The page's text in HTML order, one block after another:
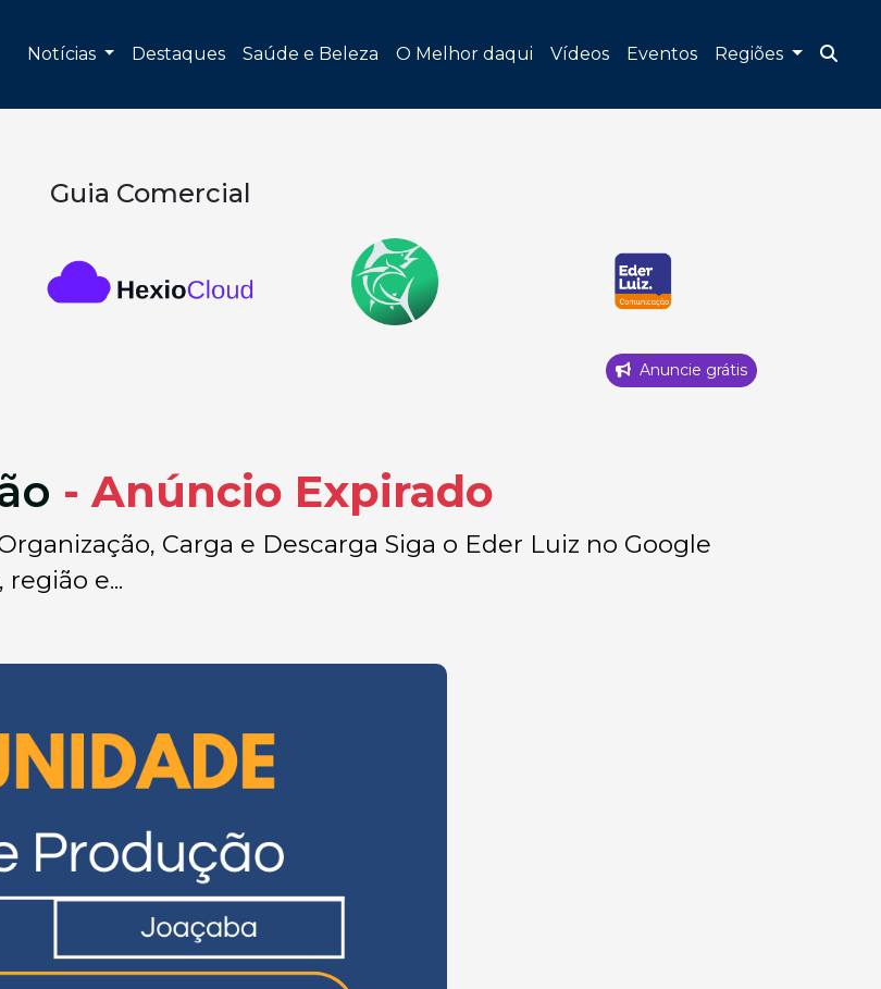
Notícias Destaques Saúde e Beleza O Melhor daqui Vídeos Eventos Regiões
Guia Comercial
Anuncie grátis
- Anúncio Expirado
Carga e Descarga Siga o Eder Luiz no Google
e...